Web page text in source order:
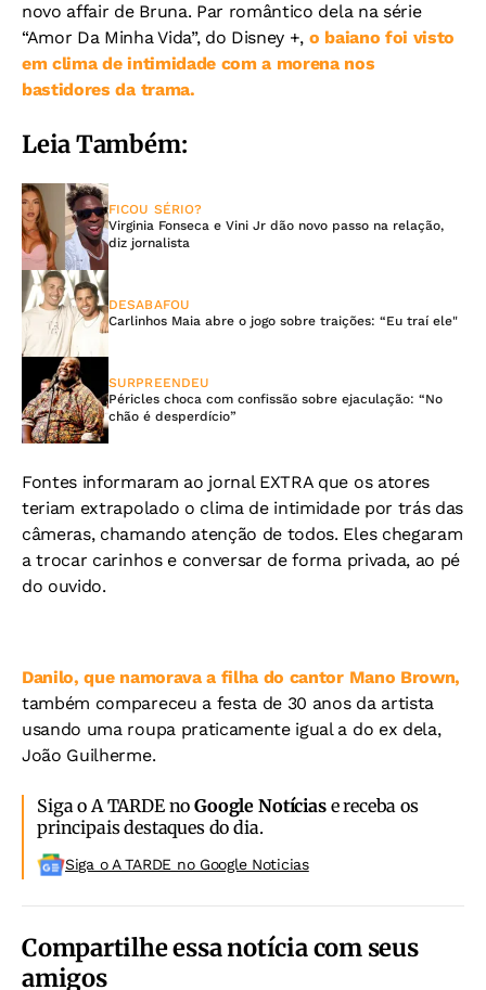
novo affair de Bruna. Par romântico dela na série
“Amor Da Minha Vida”, do Disney +, o baiano foi visto
em clima de intimidade com a morena nos
bastidores da trama.
Leia Também:
FICOU SÉRIO?
Virginia Fonseca e Vini Jr dão novo passo na relação,
diz jornalista
DESABAFOU
Carlinhos Maia abre o jogo sobre traições: “Eu traí ele"
SURPREENDEU
Péricles choca com confissão sobre ejaculação: “No
chão é desperdício”
Fontes informaram ao jornal EXTRA que os atores
teriam extrapolado o clima de intimidade por trás das
câmeras, chamando atenção de todos. Eles chegaram
a trocar carinhos e conversar de forma privada, ao pé
do ouvido.
Danilo, que namorava a filha do cantor Mano Brown,
também compareceu a festa de 30 anos da artista
usando uma roupa praticamente igual a do ex dela,
João Guilherme.
Siga o A TARDE noGoogle Notíciase receba os
principais destaques do dia.
Siga o A TARDE no Google Noticias
Compartilhe essa notícia com seus
amigos